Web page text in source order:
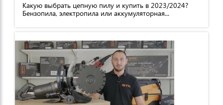
Какую выбрать цепную пилу и купить в 2023/2024?
Бензопила, электропила или аккумуляторная...